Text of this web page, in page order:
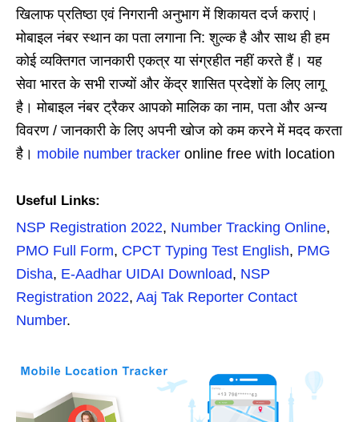
खिलाफ प्रतिष्ठा एवं निगरानी अनुभाग में शिकायत दर्ज कराएं।
मोबाइल नंबर स्थान का पता लगाना नि: शुल्क है और साथ ही हम
कोई व्यक्तिगत जानकारी एकत्र या संग्रहीत नहीं करते हैं। यह
सेवा भारत के सभी राज्यों और केंद्र शासित प्रदेशों के लिए लागू
है। मोबाइल नंबर ट्रैकर आपको मालिक का नाम, पता और अन्य
विवरण / जानकारी के लिए अपनी खोज को कम करने में मदद करता
है। mobile number tracker online free with location
Useful Links:
NSP Registration 2022, Number Tracking Online,
PMO Full Form, CPCT Typing Test English, PMG
Disha, E-Aadhar UIDAI Download, NSP
Registration 2022, Aaj Tak Reporter Contact
Number.